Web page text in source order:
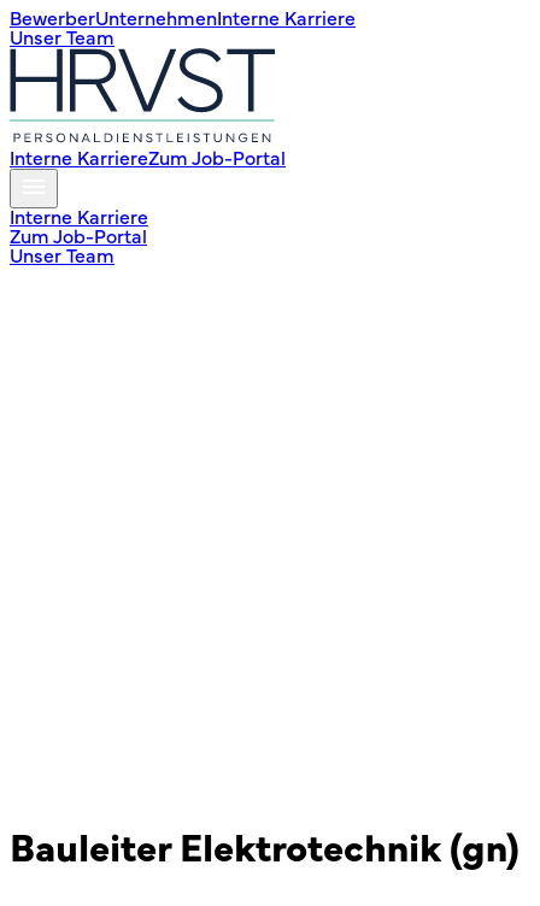
BewerberUnternehmen Interne Karriere
Unser Team
Interne KarriereZum Job-Portal
Interne Karriere
Zum Job-Portal
Unser Team
Bauleiter Elektrotechnik (gn)